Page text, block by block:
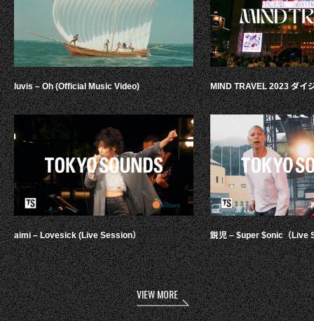
luvis – Oh (Official Music Video)
aimi – Lovesick (Live Session）
MIND TRAVEL 2023 ダイ
鋭児 – $uper $onic（Live
VIEW MORE